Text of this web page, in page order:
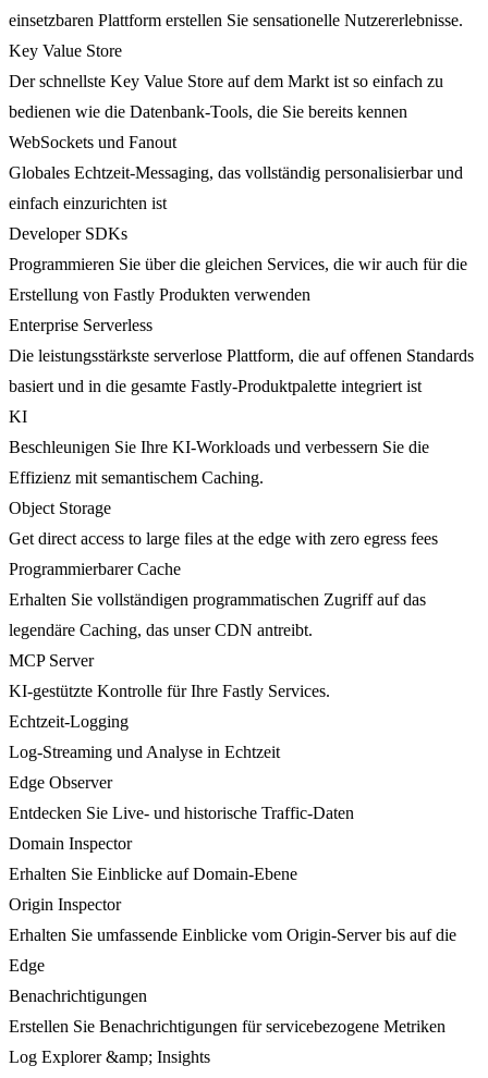
einsetzbaren Plattform erstellen Sie sensationelle Nutzererlebnisse.
Key Value Store
Der schnellste Key Value Store auf dem Markt ist so einfach zu
bedienen wie die Datenbank-Tools, die Sie bereits kennen
WebSockets und Fanout
Globales Echtzeit-Messaging, das vollständig personalisierbar und
einfach einzurichten ist
Developer SDKs
Programmieren Sie über die gleichen Services, die wir auch für die
Erstellung von Fastly Produkten verwenden
Enterprise Serverless
Die leistungsstärkste serverlose Plattform, die auf offenen Standards
basiert und in die gesamte Fastly-Produktpalette integriert ist
KI
Beschleunigen Sie Ihre KI-Workloads und verbessern Sie die
Effizienz mit semantischem Caching.
Object Storage
Get direct access to large files at the edge with zero egress fees
Programmierbarer Cache
Erhalten Sie vollständigen programmatischen Zugriff auf das
legendäre Caching, das unser CDN antreibt.
MCP Server
KI-gestützte Kontrolle für Ihre Fastly Services.
Echtzeit-Logging
Log-Streaming und Analyse in Echtzeit
Edge Observer
Entdecken Sie Live- und historische Traffic-Daten
Domain Inspector
Erhalten Sie Einblicke auf Domain-Ebene
Origin Inspector
Erhalten Sie umfassende Einblicke vom Origin-Server bis auf die
Edge
Benachrichtigungen
Erstellen Sie Benachrichtigungen für servicebezogene Metriken
Log Explorer &amp; Insights